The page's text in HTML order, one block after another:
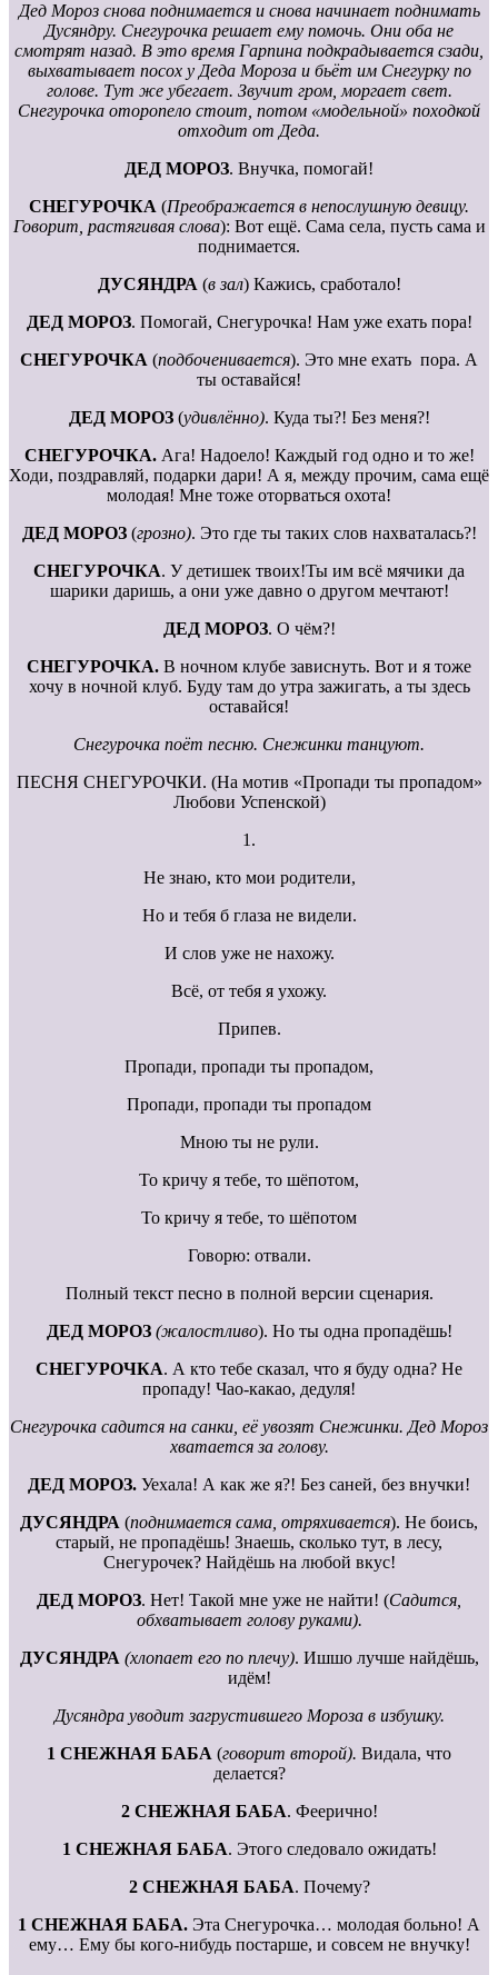
Дед Мороз снова поднимается и снова начинает поднимать
Дусяндру. Снегурочка решает ему помочь. Они оба не
смотрят назад. В это время Гарпина подкрадывается сзади,
выхватывает посох у Деда Мороза и бьёт им Снегурку по
голове. Тут же убегает. Звучит гром, моргает свет.
Снегурочка оторопело стоит, потом «модельной» походкой
отходит от Деда.
ДЕД МОРОЗ. Внучка, помогай!
СНЕГУРОЧКА (Преображается в непослушную девицу.
Говорит, растягивая слова): Вот ещё. Сама села, пусть сама и
поднимается.
ДУСЯНДРА (в зал) Кажись, сработало!
ДЕД МОРОЗ. Помогай, Снегурочка! Нам уже ехать пора!
СНЕГУРОЧКА (подбоченивается). Это мне ехать пора. А
ты оставайся!
ДЕД МОРОЗ(удивлённо). Куда ты?! Без меня?!
СНЕГУРОЧКА.Ага! Надоело! Каждый год одно и то же!
Ходи, поздравляй, подарки дари! А я, между прочим, сама ещё
молодая! Мне тоже оторваться охота!
ДЕД МОРОЗ(грозно). Это где ты таких слов нахваталась?!
СНЕГУРОЧКА. У детишек твоих!Ты им всё мячики да
шарики даришь, а они уже давно о другом мечтают!
ДЕД МОРОЗ. О чём?!
СНЕГУРОЧКА. В ночном клубе зависнуть. Вот и я тоже
хочу в ночной клуб. Буду там до утра зажигать, а ты здесь
оставайся!
Снегурочка поёт песню. Снежинки танцуют.
ПЕСНЯ СНЕГУРОЧКИ. (На мотив «Пропади ты пропадом»
Любови Успенской)
1.
Не знаю, кто мои родители,
Но и тебя б глаза не видели.
И слов уже не нахожу.
Всё, от тебя я ухожу.
Припев.
Пропади, пропади ты пропадом,
Пропади, пропади ты пропадом
Мною ты не рули.
То кричу я тебе, то шёпотом,
То кричу я тебе, то шёпотом
Говорю: отвали.
Полный текст песно в полной версии сценария.
ДЕД МОРОЗ (жалостливо). Но ты одна пропадёшь!
СНЕГУРОЧКА. А кто тебе сказал, что я буду одна? Не
пропаду! Чао-какао, дедуля!
Снегурочка садится на санки, её увозят Снежинки. Дед Мороз
хватается за голову.
ДЕД МОРОЗ. Уехала! А как же я?! Без саней, без внучки!
ДУСЯНДРА (поднимается сама, отряхивается). Не боись,
старый, не пропадёшь! Знаешь, сколько тут, в лесу,
Снегурочек? Найдёшь на любой вкус!
ДЕД МОРОЗ. Нет! Такой мне уже не найти! (Садится,
обхватывает голову руками).
ДУСЯНДРА (хлопает его по плечу). Ишшо лучше найдёшь,
идём!
Дусяндра уводит загрустившего Мороза в избушку.
1 СНЕЖНАЯ БАБА (говорит второй). Видала, что
делается?
2 СНЕЖНАЯ БАБА. Феерично!
1 СНЕЖНАЯ БАБА. Этого следовало ожидать!
2 СНЕЖНАЯ БАБА. Почему?
1 СНЕЖНАЯ БАБА. Эта Снегурочка… молодая больно! А
ему… Ему бы кого-нибудь постарше, и совсем не внучку!